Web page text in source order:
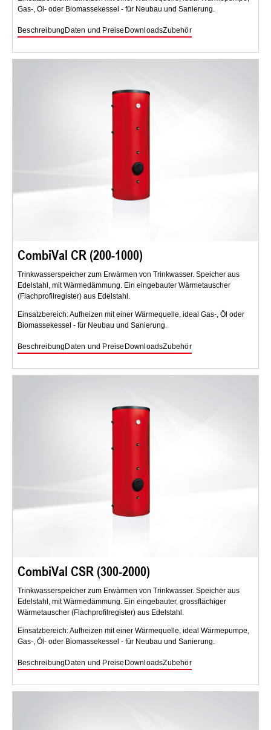
Gas-, Öl- oder Biomassekessel - für Neubau und Sanierung.
BeschreibungDaten und Preise DownloadsZubehör
CombiVal CR (200-1000)
Trinkwasserspeicher zum Erwärmen von Trinkwasser. Speicher aus
Edelstahl, mit Wärmedämmung. Ein eingebauter Wärmetauscher
(Flachprofilregister) aus Edelstahl.
Einsatzbereich: Aufheizen mit einer Wärmequelle, ideal Gas-, Öl oder
Biomassekessel - für Neubau und Sanierung.
Beschreibung Daten und Preise DownloadsZubehör
CombiVal CSR (300-2000)
Trinkwasserspeicher zum Erwärmen von Trinkwasser. Speicher aus
Edelstahl, mit Wärmedämmung. Ein eingebauter, grossflächiger
Wärmetauscher (Flachprofilregister) aus Edelstahl.
Einsatzbereich: Aufheizen mit einer Wärmequelle, ideal Wärmepumpe,
Gas-, Öl- oder Biomassekessel - für Neubau und Sanierung.
Beschreibung Daten und Preise DownloadsZubehör